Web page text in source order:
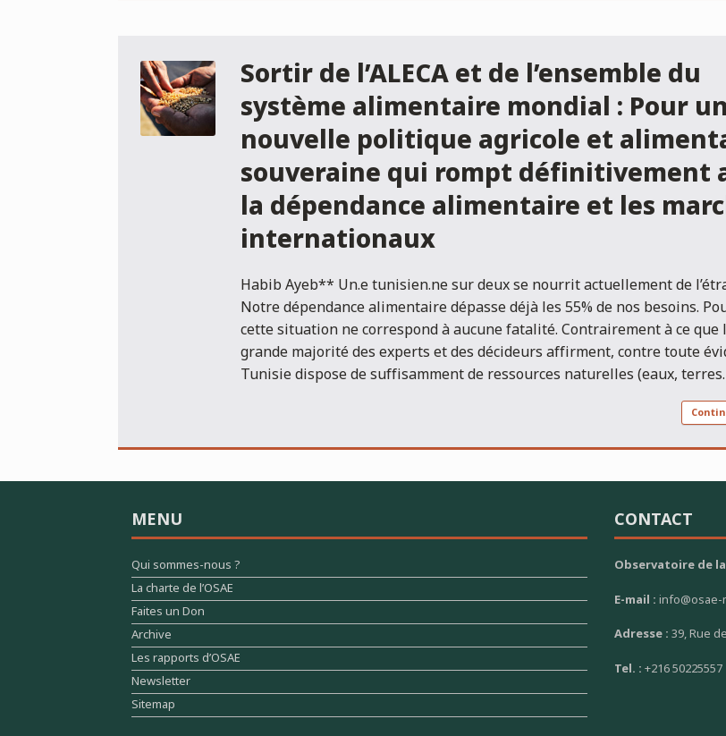
Sortir de l’ALECA et de l’ensemble du
système alimentaire mondial : Pour
nouvelle politique agricole et
souveraine qui rompt définitivement
la dépendance alimentaire et les
internationaux
Habib Ayeb** Un.e tunisien.ne sur deux se nourrit actuellement de
Notre dépendance alimentaire dépasse déjà les 55% de nos besoins.
cette situation ne correspond à aucune fatalité. Contrairement à ce que
grande majorité des experts et des décideurs affirment, contre toute
Tunisie dispose de suffisamment de ressources naturelles (eaux,
MENU
Qui sommes-nous ?
La charte de l’OSAE
Faites un Don
Archive
Les rapports d’OSAE
Newsletter
Sitemap
CONTACT
Observatoire de
E-mail :
Adresse :39, Rue
Tel. :+216 50225557